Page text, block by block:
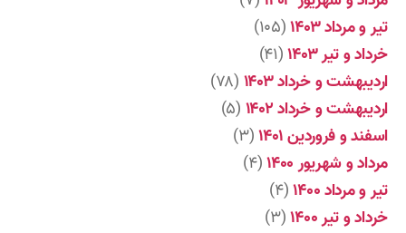
تیر و مرداد ۱۴۰۳
(۱۰۵)
خرداد و تیر ۱۴۰۳
(۴۱)
اردیبهشت و خرداد ۱۴۰۳
(۷۸)
اردیبهشت و خرداد ۱۴۰۲
(۵)
اسفند و فروردین ۱۴۰۱
(۳)
مرداد و شهریور ۱۴۰۰
(۴)
تیر و مرداد ۱۴۰۰
(۴)
خرداد و تیر ۱۴۰۰
(۳)